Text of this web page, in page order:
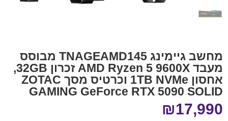
מחשב גיימינג TNAGEAMD145 מבוסס
מעבד AMD Ryzen 5 9600X זכרון 32GB,
אחסון 1TB NVMe וכרטיס מסך ZOTAC
GAMING GeForce RTX 5090 SOLID
₪17,990